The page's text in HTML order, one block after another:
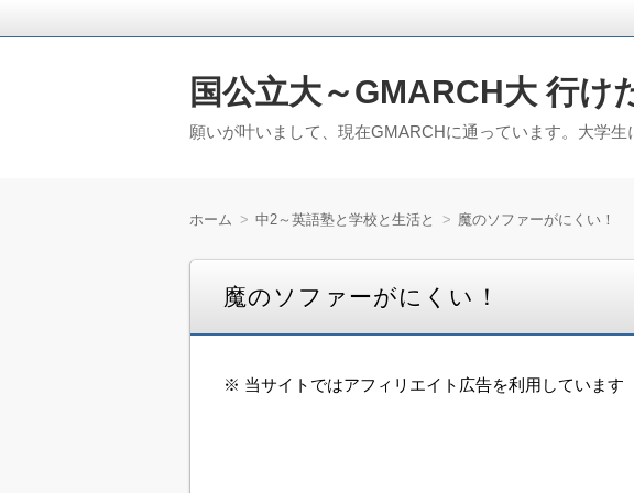
国公立大～GMARCH大 行
願いが叶いまして、現在GMARCHに通っています。大学生
ホーム 中2～英語塾と学校と生活と 魔のソファーがにくい！
魔のソファーがにくい！
※ 当サイトではアフィリエイト広告を利用しています